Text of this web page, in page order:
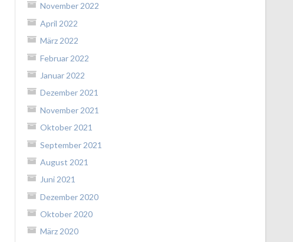
November 2022
April 2022
März 2022
Februar 2022
Januar 2022
Dezember 2021
November 2021
Oktober 2021
September 2021
August 2021
Juni 2021
Dezember 2020
Oktober 2020
März 2020